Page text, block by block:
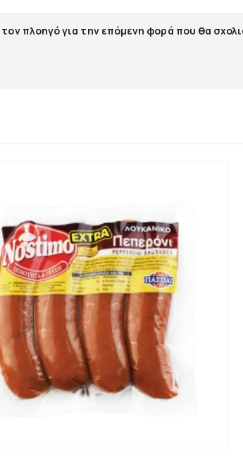
πλοηγό για την επόμενη φορά που θα